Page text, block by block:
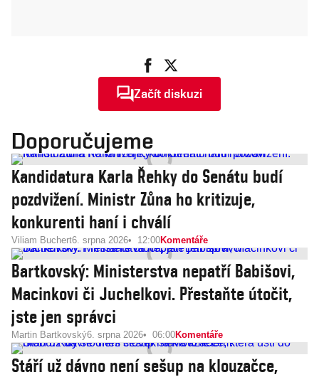
Začít diskuzi
Doporučujeme
Kandidatura Karla Řehky do Senátu budí
pozdvižení. Ministr Zůna ho kritizuje,
konkurenti haní i chválí
Viliam Buchert6. srpna 2026 12:00Komentáře
Bartkovský: Ministerstva nepatří Babišovi,
Macinkovi či Juchelkovi. Přestaňte útočit,
jste jen správci
Martin Bartkovský6. srpna 2026 06:00Komentáře
Stáří už dávno není sešup na klouzačce,